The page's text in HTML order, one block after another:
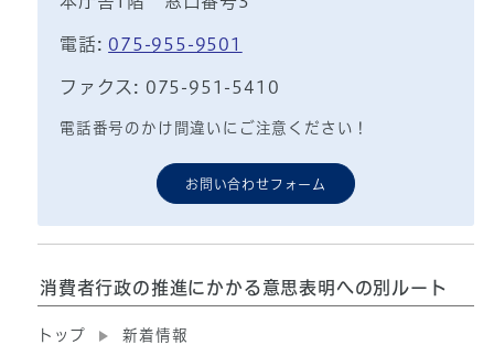
電話: 075-955-9501
ファクス: 075-951-5410
電話番号のかけ間違いにご注意ください！
お問い合わせフォーム
消費者行政の推進にかかる意思表明への別ルート
トップ 新着情報